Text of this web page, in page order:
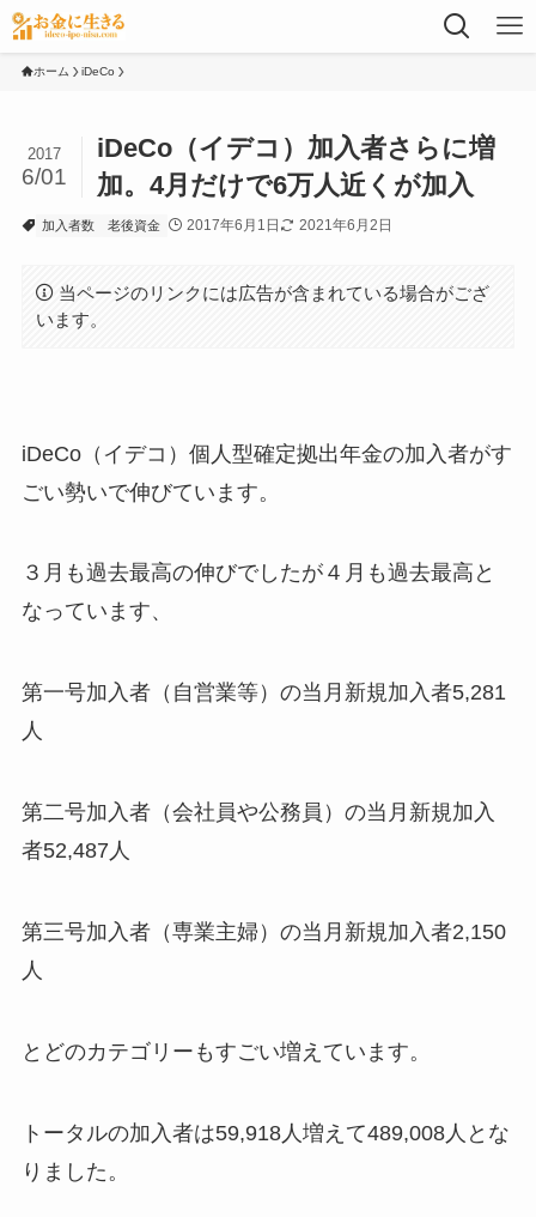
ホーム iDeCo
iDeCo（イデコ）加入者さらに増
加。4月だけで6万人近くが加入
2017
6/01
加入者数 老後資金 2017年6月1日 2021年6月2日
当ページのリンクには広告が含まれている場合がござ
います。
iDeCo（イデコ）個人型確定拠出年金の加入者がす
ごい勢いで伸びています。
３月も過去最高の伸びでしたが４月も過去最高と
なっています、
第一号加入者（自営業等）の当月新規加入者5,281
人
第二号加入者（会社員や公務員）の当月新規加入
者52,487人
第三号加入者（専業主婦）の当月新規加入者2,150
人
とどのカテゴリーもすごい増えています。
トータルの加入者は59,918人増えて489,008人とな
りました。